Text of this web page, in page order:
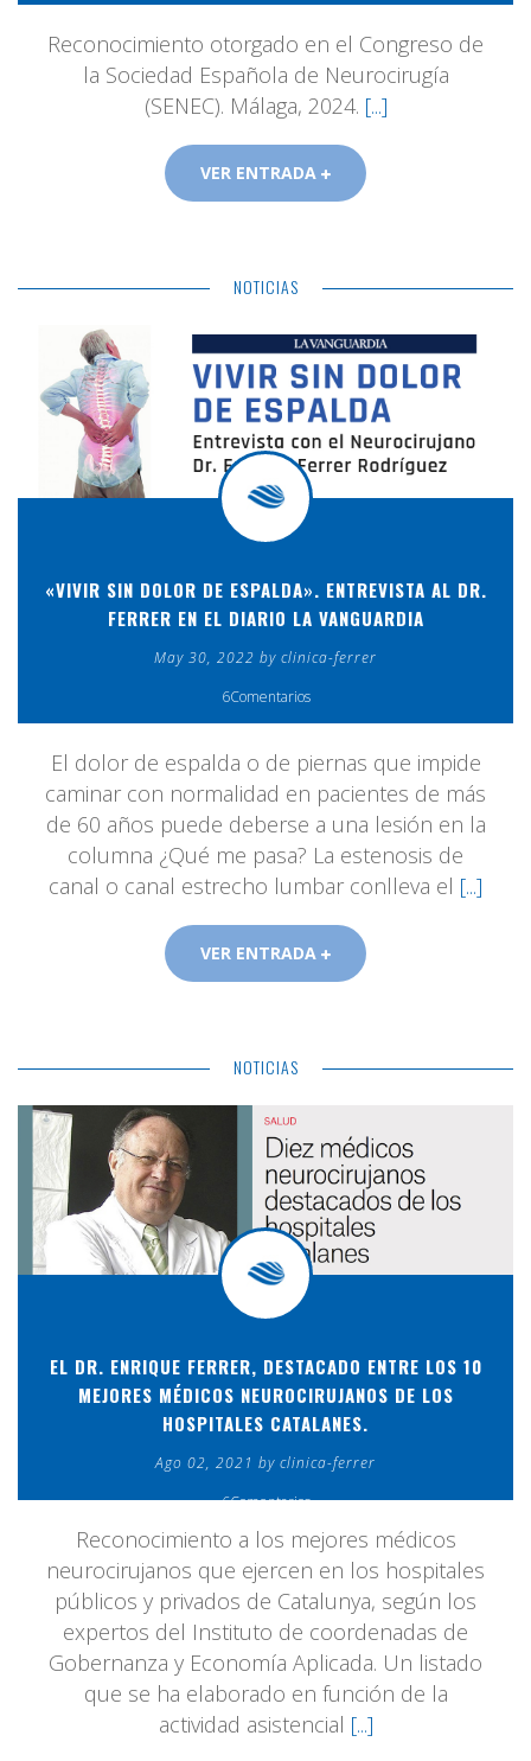
Reconocimiento otorgado en el Congreso de
la Sociedad Española de Neurocirugía
(SENEC). Málaga, 2024. [...]
VER ENTRADA
NOTICIAS
«VIVIR SIN DOLOR DE ESPALDA». ENTREVISTA AL DR.
FERRER EN EL DIARIO LA VANGUARDIA
May 30, 2022 by clinica-ferrer
6Comentarios
El dolor de espalda o de piernas que impide
caminar con normalidad en pacientes de más
de 60 años puede deberse a una lesión en la
columna ¿Qué me pasa? La estenosis de
canal o canal estrecho lumbar conlleva el [...]
VER ENTRADA
NOTICIAS
EL DR. ENRIQUE FERRER, DESTACADO ENTRE LOS 10
MEJORES MÉDICOS NEUROCIRUJANOS DE LOS
HOSPITALES CATALANES.
Ago 02, 2021 by clinica-ferrer
6Comentarios
Reconocimiento a los mejores médicos
neurocirujanos que ejercen en los hospitales
públicos y privados de Catalunya, según los
expertos del Instituto de coordenadas de
Gobernanza y Economía Aplicada. Un listado
que se ha elaborado en función de la
actividad asistencial [...]